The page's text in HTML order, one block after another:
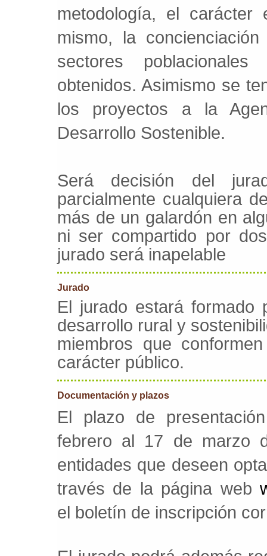
metodología, el carácter
mismo, la
sectores
obtenidos. Asimismo se
los proyectos a la
Desarrollo Sostenible.
Será decisión del
parcialmente cualquiera
más de un galardón en
ni ser compartido por
jurado será inapelable
Jurado
El jurado estará formado
desarrollo rural y
miembros que
carácter público.
Documentación y plazos
El plazo de
febrero al 17 de marzo
entidades que deseen
través de la página web
el boletín de inscripción